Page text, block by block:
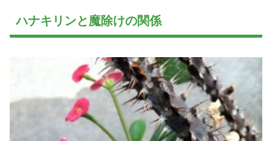
ハナキリンと魔除けの関係